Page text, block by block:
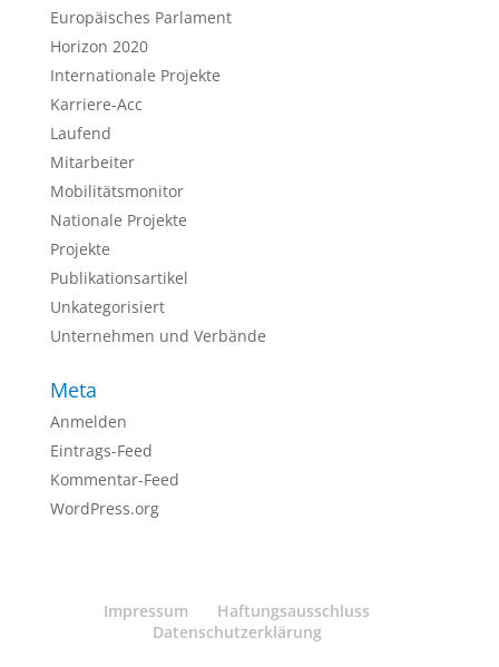
Europäisches Parlament
Horizon 2020
Internationale Projekte
Karriere-Acc
Laufend
Mitarbeiter
Mobilitätsmonitor
Nationale Projekte
Projekte
Publikationsartikel
Unkategorisiert
Unternehmen und Verbände
Meta
Anmelden
Eintrags-Feed
Kommentar-Feed
WordPress.org
Impressum
Haftungsausschluss
Datenschutzerklärung